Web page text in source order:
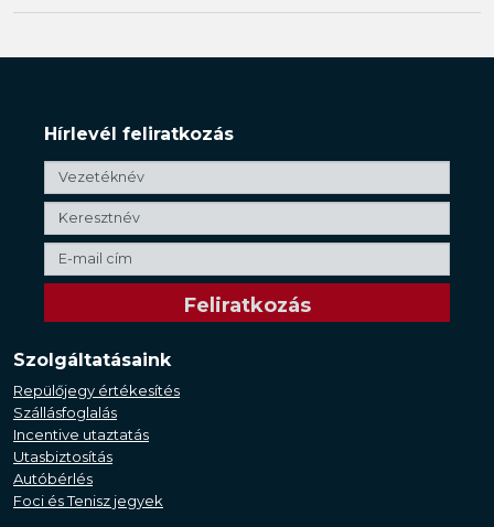
Hírlevél feliratkozás
Szolgáltatásaink
Repülőjegy értékesítés
Szállásfoglalás
Incentive utaztatás
Utasbiztosítás
Autóbérlés
Foci és Tenisz jegyek